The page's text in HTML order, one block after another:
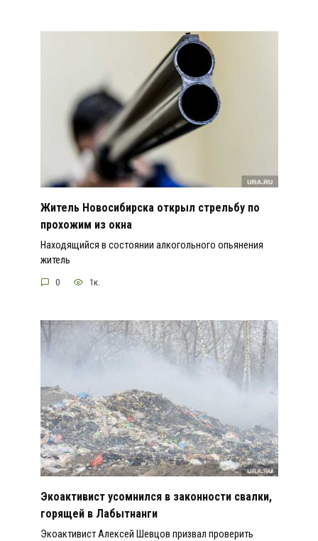
Житель Новосибирска открыл стрельбу по
прохожим из окна
Находящийся в состоянии алкогольного опьянения
житель
0 1к.
Экоактивист усомнился в законности свалки,
горящей в Лабытнанги
Экоактивист Алексей Шевцов призвал проверить